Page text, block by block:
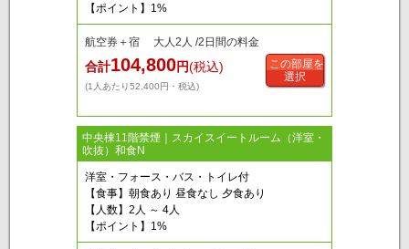
【ポイント】1%
航空券＋宿 大人2人 /2日間の料金
合計104,800円(税込)
(1人あたり52,400円・税込)
この部屋を
選択
中央棟11階禁煙｜スカイスイートルーム（洋室・
吹抜）和食N
洋室・フォース・バス・トイレ付
【食事】朝食あり 昼食なし 夕食あり
【人数】2人 ～ 4人
【ポイント】1%